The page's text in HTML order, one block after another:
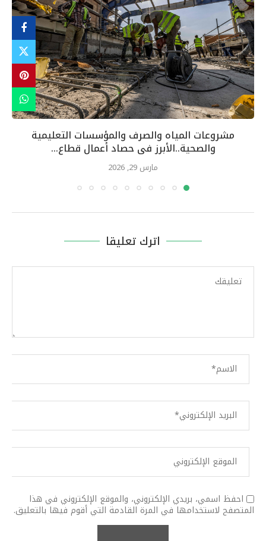
مشروعات المياه والصرف والمؤسسات التعليمية
والصحية..الأبرز فى حصاد أعمال قطاع...
مارس 29, 2026
اترك تعليقا
احفظ اسمي، بريدي الإلكتروني، والموقع الإلكتروني في هذا
المتصفح لاستخدامها في المرة القادمة التي أقوم فيها بالتعليق.